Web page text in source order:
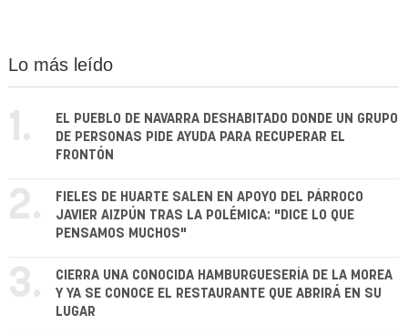
Lo más leído
1.
EL PUEBLO DE NAVARRA DESHABITADO DONDE UN GRUPO
DE PERSONAS PIDE AYUDA PARA RECUPERAR EL
FRONTÓN
2.
FIELES DE HUARTE SALEN EN APOYO DEL PÁRROCO
JAVIER AIZPÚN TRAS LA POLÉMICA: "DICE LO QUE
PENSAMOS MUCHOS"
3.
CIERRA UNA CONOCIDA HAMBURGUESERÍA DE LA MOREA
Y YA SE CONOCE EL RESTAURANTE QUE ABRIRÁ EN SU
LUGAR